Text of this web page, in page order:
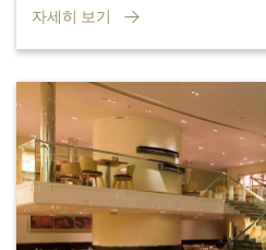
자세히 보기